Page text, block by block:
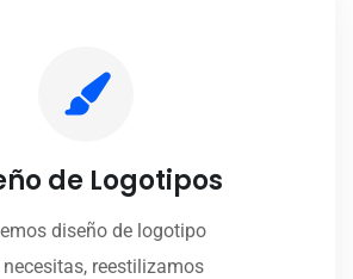
de Logotipos
diseño de logotipo
necesitas, reestilizamos